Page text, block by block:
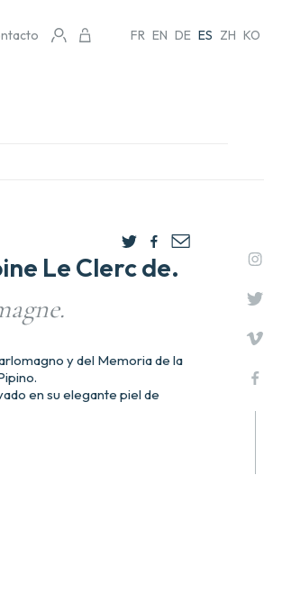
FR EN DE ES ZH KO
Le Clerc de.
y del Memoria de la
en su elegante piel de